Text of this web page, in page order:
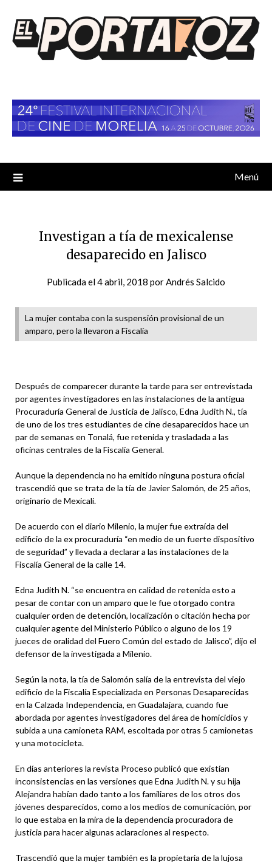
contenido
Menú
Investigan a tía de mexicalense
desaparecido en Jalisco
Publicada el4 abril, 2018 porAndrés Salcido
La mujer contaba con la suspensión provisional de un
amparo, pero la llevaron a Fiscalía
Después de comparecer durante la tarde para ser entrevistada
por agentes investigadores en las instalaciones de la antigua
Procuraduría General de Justicia de Jalisco, Edna Judith N., tía
de uno de los tres estudiantes de cine desaparecidos hace un
par de semanas en Tonalá, fue retenida y trasladada a las
oficinas centrales de la Fiscalía General.
Aunque la dependencia no ha emitido ninguna postura oficial
trascendió que se trata de la tía de Javier Salomón, de 25 años,
originario de Mexicali.
De acuerdo con el diario Milenio, la mujer fue extraída del
edificio de la ex procuraduría “en medio de un fuerte dispositivo
de seguridad” y llevada a declarar a las instalaciones de la
Fiscalía General de la calle 14.
Edna Judith N. “se encuentra en calidad de retenida esto a
pesar de contar con un amparo que le fue otorgado contra
cualquier orden de detención, localización o citación hecha por
cualquier agente del Ministerio Público o alguno de los 19
jueces de oralidad del Fuero Común del estado de Jalisco”, dijo el
defensor de la investigada a Milenio.
Según la nota, la tía de Salomón salía de la entrevista del viejo
edificio de la Fiscalía Especializada en Personas Desaparecidas
en la Calzada Independencia, en Guadalajara, cuando fue
abordada por agentes investigadores del área de homicidios y
subida a una camioneta RAM, escoltada por otras 5 camionetas
y una motocicleta.
En días anteriores la revista Proceso publicó que existían
inconsistencias en las versiones que Edna Judith N. y su hija
Alejandra habían dado tanto a los familiares de los otros dos
jóvenes desparecidos, como a los medios de comunicación, por
lo que estaba en la mira de la dependencia procuradora de
justicia para hacer algunas aclaraciones al respecto.
Trascendió que la mujer también es la propietaria de la lujosa